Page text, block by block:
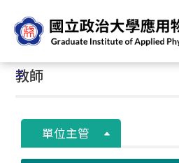
到
主
要
內
首頁 系所介紹 系所成員 /
:::
教師
單位主管